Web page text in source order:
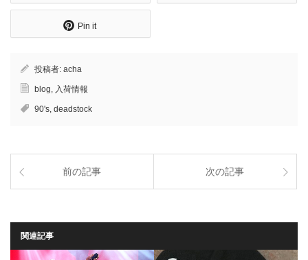
Pin it
投稿者: acha
blog, 入荷情報
90's, deadstock
前の記事 次の記事
関連記事